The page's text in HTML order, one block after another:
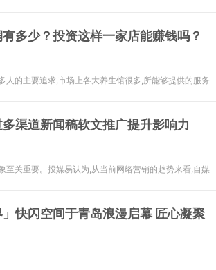
多少？投资这样一家店能赚钱吗？
的主要追求,市场上各大养生馆很多,所能够提供的服务
渠道新闻稿软文推广提升影响力
关重要。投媒易认为,从当前网络营销的趋势来看,自媒
快闪空间于青岛浪漫启幕 匠心凝聚